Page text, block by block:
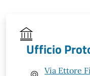
Ufficio
Via Ettore